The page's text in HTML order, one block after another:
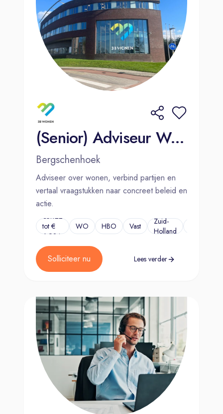
(Senior) Adviseur Wonen
Bergschenhoek
Adviseer over wonen, verbind partijen en
vertaal vraagstukken naar concreet beleid en
actie.
€5.122
tot €
6.924
WO HBO Vast
Zuid-
Holland
Solliciteer nu Lees verder